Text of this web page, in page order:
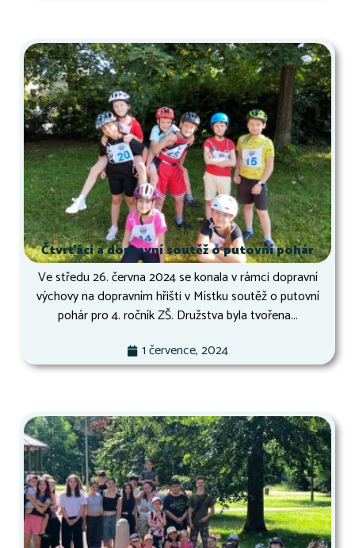
Čtvrťáci a dopravní soutěž o putovní pohár
Ve středu 26. června 2024 se konala v rámci dopravní
výchovy na dopravním hřišti v Místku soutěž o putovní
pohár pro 4. ročník ZŠ. Družstva byla tvořena...
1 července, 2024